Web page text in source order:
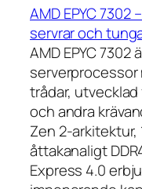
AMD EPYC
servrar och
AMD EPYC 7302
serverprocessor
trådar,
och andra
Zen 2-arkitektur,
åttakanaligt
Express 4.0